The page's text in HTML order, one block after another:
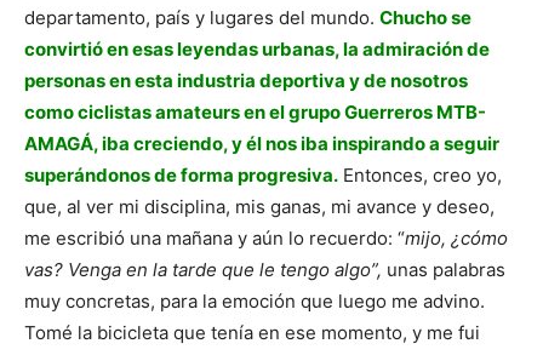
departamento, país y lugares del mundo. Chucho se
convirtió en esas leyendas urbanas, la admiración de
personas en esta industria deportiva y de nosotros
como ciclistas amateurs en el grupo Guerreros MTB-
AMAGÁ, iba creciendo, y él nos iba inspirando a seguir
superándonos de forma progresiva. Entonces, creo yo,
que, al ver mi disciplina, mis ganas, mi avance y deseo,
me escribió una mañana y aún lo recuerdo: “mijo, ¿cómo
vas? Venga en la tarde que le tengo algo”, unas palabras
muy concretas, para la emoción que luego me advino.
Tomé la bicicleta que tenía en ese momento, y me fui